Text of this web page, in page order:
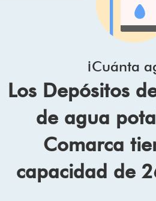
¡Cuánta
Los Depósitos
de agua
Comarca
capacidad de